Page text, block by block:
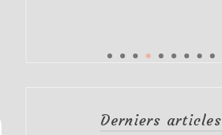
Derniers articles